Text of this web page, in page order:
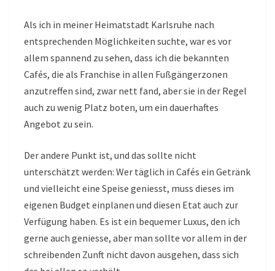
Als ich in meiner Heimatstadt Karlsruhe nach
entsprechenden Möglichkeiten suchte, war es vor
allem spannend zu sehen, dass ich die bekannten
Cafés, die als Franchise in allen Fußgängerzonen
anzutreffen sind, zwar nett fand, aber sie in der Regel
auch zu wenig Platz boten, um ein dauerhaftes
Angebot zu sein.
Der andere Punkt ist, und das sollte nicht
unterschätzt werden: Wer täglich in Cafés ein Getränk
und vielleicht eine Speise geniesst, muss dieses im
eigenen Budget einplanen und diesen Etat auch zur
Verfügung haben. Es ist ein bequemer Luxus, den ich
gerne auch geniesse, aber man sollte vor allem in der
schreibenden Zunft nicht davon ausgehen, dass sich